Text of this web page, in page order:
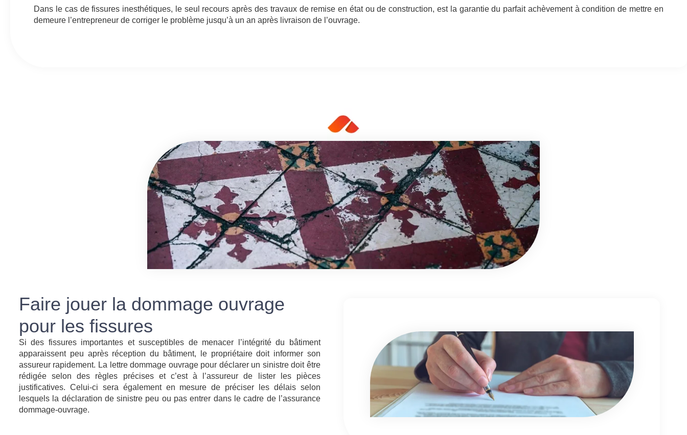
Dans le cas de fissures inesthétiques, le seul recours après des travaux de remise en état ou de construction, est la garantie du parfait achèvement à condition de mettre en
demeure l’entrepreneur de corriger le problème jusqu’à un an après livraison de l’ouvrage.
Faire jouer la dommage ouvrage
pour les fissures
Si des fissures importantes et susceptibles de menacer l’intégrité du bâtiment
apparaissent peu après réception du bâtiment, le propriétaire doit informer son
assureur rapidement. La lettre dommage ouvrage pour déclarer un sinistre doit être
rédigée selon des règles précises et c’est à l’assureur de lister les pièces
justificatives. Celui-ci sera également en mesure de préciser les délais selon
lesquels la déclaration de sinistre peu ou pas entrer dans le cadre de l’assurance
dommage-ouvrage.